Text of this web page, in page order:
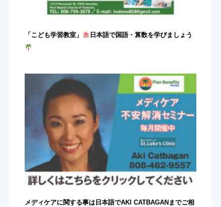
「こども学習教室」 日本語で国語・算数を学びましょう
メディケアに関する事は日本語でAKI CATBAGANまでご相